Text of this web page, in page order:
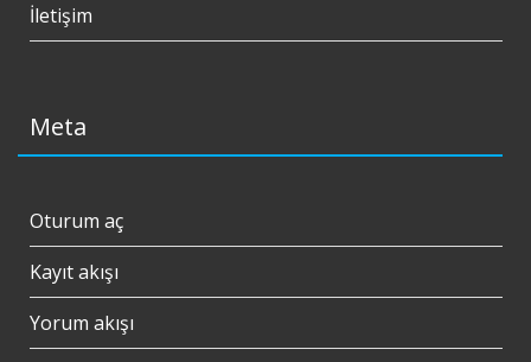
İletişim
Meta
Oturum aç
Kayıt akışı
Yorum akışı